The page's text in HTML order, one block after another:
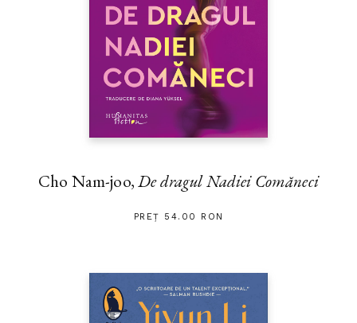
Cho Nam-joo,De dragul Nadiei Comăneci
PREȚ 54.00 RON